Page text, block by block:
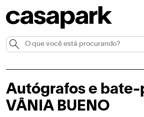
Autógrafos e bate-
VÂNIA BUENO